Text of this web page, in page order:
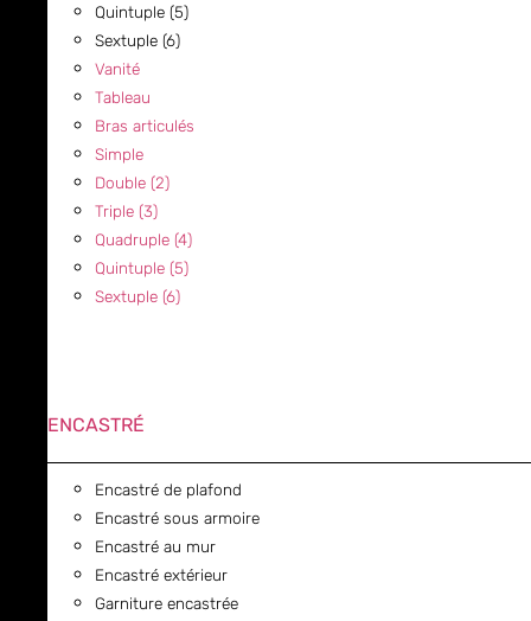
Quintuple (5)
Sextuple (6)
Vanité
Tableau
Bras articulés
Simple
Double (2)
Triple (3)
Quadruple (4)
Quintuple (5)
Sextuple (6)
ENCASTRÉ
Encastré de plafond
Encastré sous armoire
Encastré au mur
Encastré extérieur
Garniture encastrée